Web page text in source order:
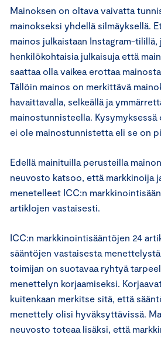
Mainoksen on oltava vaivatta
mainokseksi yhdellä silmäyksellä.
mainos julkaistaan Instagram-tilillä,
henkilökohtaisia julkaisuja että
saattaa olla vaikea erottaa
Tällöin mainos on merkittävä
havaittavalla, selkeällä ja
mainostunnisteella. Kysymyksessä
ei ole mainostunnistetta eli se on
Edellä mainituilla perusteilla
neuvosto katsoo, että markkinoija
menetelleet ICC:n
artiklojen vastaisesti.
ICC:n markkinointisääntöjen 24
sääntöjen vastaisesta
toimijan on suotavaa ryhtyä
menettelyn korjaamiseksi.
kuitenkaan merkitse sitä, että
menettely olisi hyväksyttävissä.
neuvosto toteaa lisäksi, että